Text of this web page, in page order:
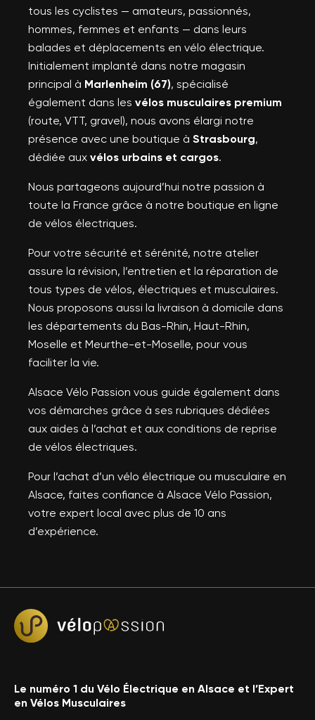
tous les cyclistes — amateurs, passionnés,
hommes, femmes et enfants — dans leurs
balades et déplacements en vélo électrique.
Initialement implanté dans notre magasin
principal à Marlenheim (67), spécialisé
également dans les vélos musculaires premium
(route, VTT, gravel), nous avons élargi notre
présence avec une boutique à Strasbourg,
dédiée aux vélos urbains et cargos.
Nous partageons aujourd’hui notre passion à
toute la France grâce à notre boutique en ligne
de vélos électriques.
Pour votre sécurité et sérénité, notre atelier
assure la révision, l’entretien et la réparation de
tous types de vélos, électriques et musculaires.
Nous proposons aussi la livraison à domicile dans
les départements du Bas-Rhin, Haut-Rhin,
Moselle et Meurthe-et-Moselle, pour vous
faciliter la vie.
Alsace Vélo Passion vous guide également dans
vos démarches grâce à ses rubriques dédiées
aux aides à l’achat et aux conditions de reprise
de vélos électriques.
Pour l’achat d’un vélo électrique ou musculaire en
Alsace, faites confiance à Alsace Vélo Passion,
votre expert local avec plus de 10 ans
d’expérience.
Le numéro 1 du Vélo Électrique en Alsace et l’Expert
en Vélos Musculaires